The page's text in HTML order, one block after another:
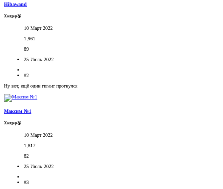
Hibawand
Холдер🥉
10 Март 2022
1,961
89
25 Июль 2022
#2
Ну вот, ещё один гигант прогнулся
Максим №1
Холдер🥉
10 Март 2022
1,817
82
25 Июль 2022
#3